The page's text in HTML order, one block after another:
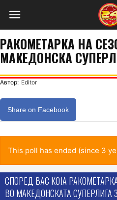
РАКОМЕТАРКА НА
МАКЕДОНСКА
Автор: Editor
Share on Facebook
This poll has ended (since 3
СПОРЕД ВАС КОЈА
ВО МАКЕДОНСКАТА СУПЕРЛИГА